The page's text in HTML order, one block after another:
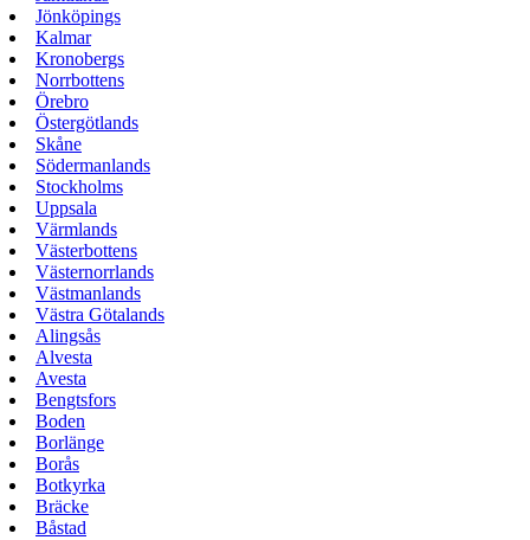
Jönköpings
Kalmar
Kronobergs
Norrbottens
Örebro
Östergötlands
Skåne
Södermanlands
Stockholms
Uppsala
Värmlands
Västerbottens
Västernorrlands
Västmanlands
Västra Götalands
Alingsås
Alvesta
Avesta
Bengtsfors
Boden
Borlänge
Borås
Botkyrka
Bräcke
Båstad